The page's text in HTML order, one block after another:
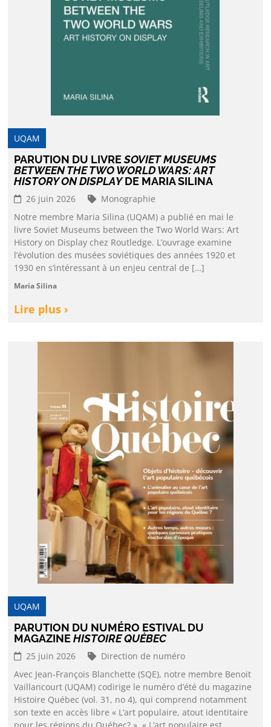
UQAM
PARUTION DU LIVRESOVIET MUSEUMS
BETWEEN THE TWO WORLD WARS: ART
HISTORY ON DISPLAYDE MARIA SILINA
26 juin 2026
Monographie
Notre membre Maria Silina (UQAM) a publié en mai le
livre Soviet Museums between the Two World Wars: Art
History on Display chez Routledge. L’ouvrage examine
l’évolution des musées soviétiques des années 1920 et
1930 en s’intéressant à un enjeu central de […]
Maria Silina
Lire plus ›
UQAM
PARUTION DU NUMÉRO ESTIVAL DU
MAGAZINEHISTOIRE QUÉBEC
25 juin 2026
Direction de numéro
Avec Jean-François Blanchette (SQE), notre membre Benoit
Vaillancourt (UQAM) codirige le numéro d’été du magazine
Histoire Québec (vol. 31, no 4), qui comprend notamment
son texte en accès libre « L’art populaire, atout identitaire